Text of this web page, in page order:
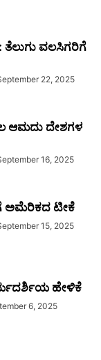
ತೆಲುಗು ವಲಸಿಗರಿಗೆ
22, 2025
ಆಮದು ದೇಶಗಳ
16, 2025
ಅಮೆರಿಕದ ಟೀಕೆ
15, 2025
ಹೇಳಿಕೆ
6, 2025